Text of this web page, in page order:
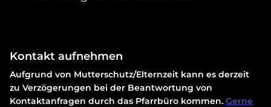
Kontakt aufnehmen
Aufgrund von Mutterschutz/Elternzeit kann es derzeit
zu Verzögerungen bei der Beantwortung von
Kontaktanfragen durch das Pfarrbüro kommen. Gerne